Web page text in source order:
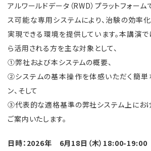
アルワールドデータ（RWD）プラットフォーム
ス可能な専用システムにより、治験の効率
実現できる環境を提供しています。本講演で
ら活用される方を主な対象として、
①弊社および本システムの概要、
②システムの基本操作を体感いただく簡単
ン、そして
③代表的な適格基準の弊社システム上にお
ご案内いたします。
日時：2026年 6月18日（木）18:00-19:00